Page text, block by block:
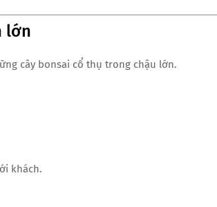
lớn
cây bonsai cổ thụ trong chậu lớn.
khách.